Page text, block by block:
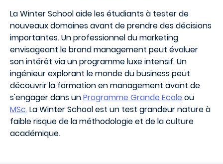
La Winter School aide les étudiants à tester de
nouveaux domaines avant de prendre des décisions
importantes. Un professionnel du marketing
envisageant le brand management peut évaluer
son intérêt via un programme luxe intensif. Un
ingénieur explorant le monde du business peut
découvrir la formation en management avant de
s'engager dans unProgramme Grande Ecole ou
MSc.La Winter School est un test grandeur nature à
faible risque de la méthodologie et de la culture
académique.